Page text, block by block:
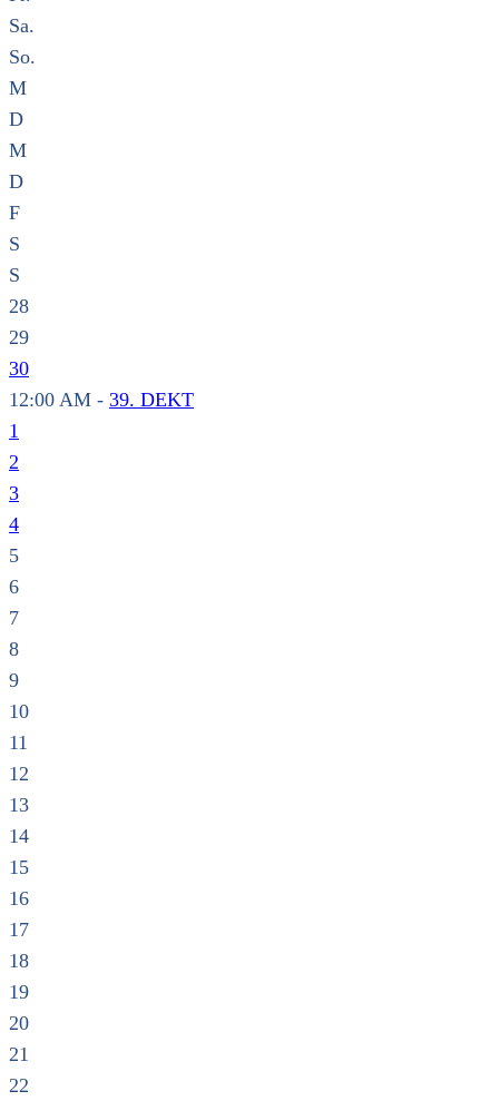
Sa.
So.
M
D
M
D
F
S
S
28
29
30
12:00 AM - 39. DEKT
1
2
3
4
5
6
7
8
9
10
11
12
13
14
15
16
17
18
19
20
21
22